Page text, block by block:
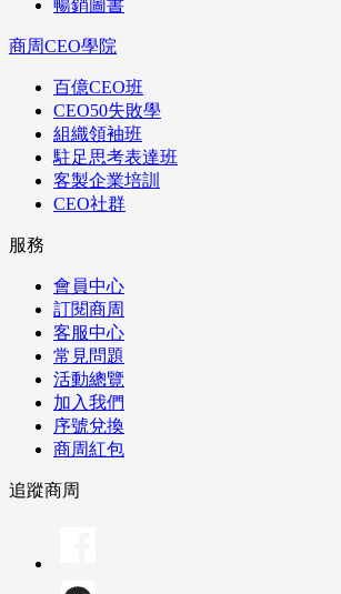
暢銷圖書
商周CEO學院
百億CEO班
CEO50失敗學
組織領袖班
駐足思考表達班
客製企業培訓
CEO社群
服務
會員中心
訂閱商周
客服中心
常見問題
活動總覽
加入我們
序號兌換
商周紅包
追蹤商周